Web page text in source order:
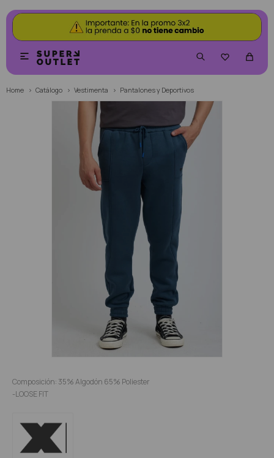


Home Catálogo Vestimenta Pantalones y Deportivos
Composición: 35% Algodón 65% Poliester
-LOOSE FIT